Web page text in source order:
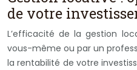
de votre
L’efficacité de la gestion
vous-même ou par un
la rentabilité de votre